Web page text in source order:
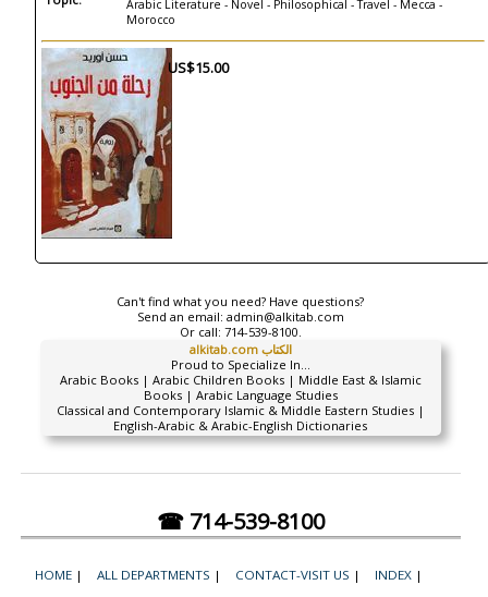
Arabic Literature - Novel - Philosophical - Travel - Mecca -
Morocco
US$15.00
Can't find what you need? Have questions?
Send an email: admin@alkitab.com
Or call: 714-539-8100.
alkitab.com الكتاب
Proud to Specialize In...
Arabic Books | Arabic Children Books | Middle East & Islamic
Books | Arabic Language Studies
Classical and Contemporary Islamic & Middle Eastern Studies |
English-Arabic & Arabic-English Dictionaries
☎ 714-539-8100
HOME | ALL DEPARTMENTS | CONTACT-VISIT US | INDEX |